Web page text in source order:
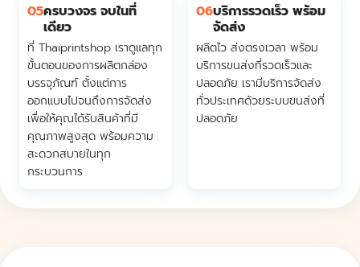
05ครบวงจร จบในที่
เดียว
ที่ Thaiprintshop เราดูแลทุก
ขั้นตอนของการผลิตกล่อง
บรรจุภัณฑ์ ตั้งแต่การ
ออกแบบไปจนถึงการจัดส่ง
เพื่อให้คุณได้รับสินค้าที่มี
คุณภาพสูงสุด พร้อมความ
สะดวกสบายในทุก
กระบวนการ
06บริการรวดเร็ว พร้อม
จัดส่ง
ผลิตไว ส่งตรงเวลา พร้อม
บริการขนส่งที่รวดเร็วและ
ปลอดภัย เรามีบริการจัดส่ง
ทั่วประเทศด้วยระบบขนส่งที่
ปลอดภัย